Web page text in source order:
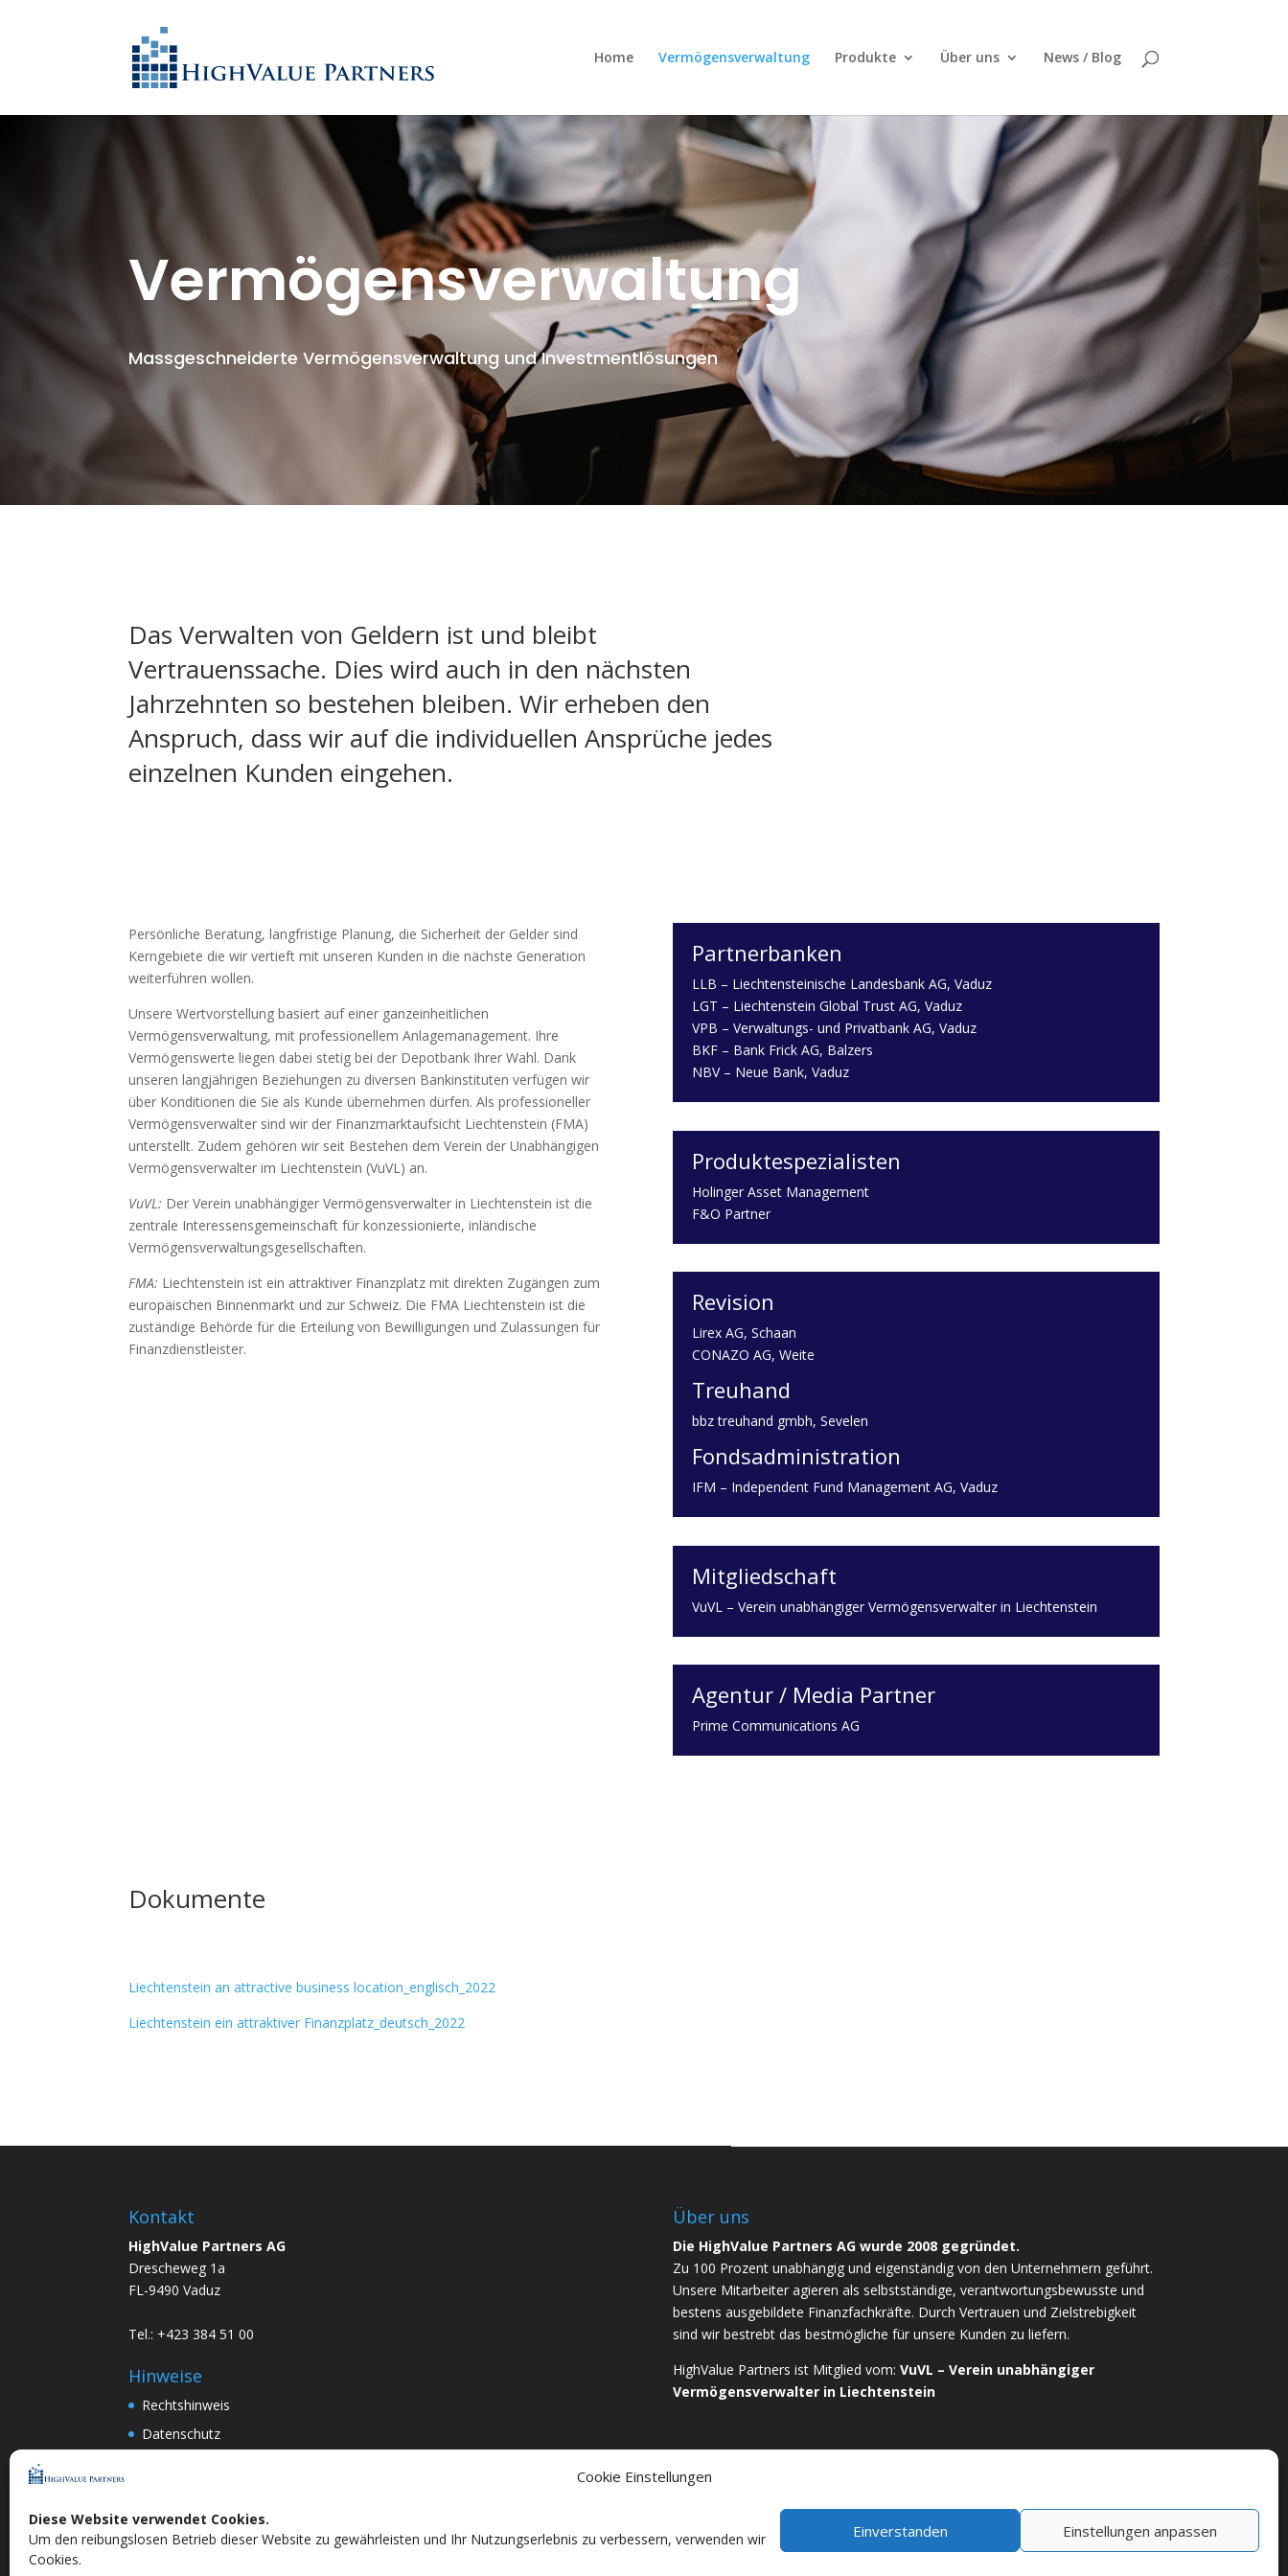
Cookie Einstellungen
Diese Website verwendet Cookies.
Um den reibungslosen Betrieb dieser Website zu gewährleisten und Ihr Nutzungserlebnis zu verbessern, verwenden wir
Cookies.
Einverstanden Einstellungen anpassen
Home Vermögensverwaltung Produkte Über uns News / Blog
Vermögensverwaltung
Massgeschneiderte Vermögensverwaltung und Investmentlösungen
Das Verwalten von Geldern ist und bleibt
Vertrauenssache. Dies wird auch in den nächsten
Jahrzehnten so bestehen bleiben. Wir erheben den
Anspruch, dass wir auf die individuellen Ansprüche jedes
einzelnen Kunden eingehen.
Persönliche Beratung, langfristige Planung, die Sicherheit der Gelder sind
Kerngebiete die wir vertieft mit unseren Kunden in die nächste Generation
weiterführen wollen.
Unsere Wertvorstellung basiert auf einer ganzeinheitlichen
Vermögensverwaltung, mit professionellem Anlagemanagement. Ihre
Vermögenswerte liegen dabei stetig bei der Depotbank Ihrer Wahl. Dank
unseren langjährigen Beziehungen zu diversen Bankinstituten verfügen wir
über Konditionen die Sie als Kunde übernehmen dürfen. Als professioneller
Vermögensverwalter sind wir der Finanzmarktaufsicht Liechtenstein (FMA)
unterstellt. Zudem gehören wir seit Bestehen dem Verein der Unabhängigen
Vermögensverwalter im Liechtenstein (VuVL) an.
VuVL: Der Verein unabhängiger Vermögensverwalter in Liechtenstein ist die
zentrale Interessensgemeinschaft für konzessionierte, inländische
Vermögensverwaltungsgesellschaften.
FMA: Liechtenstein ist ein attraktiver Finanzplatz mit direkten Zugängen zum
europäischen Binnenmarkt und zur Schweiz. Die FMA Liechtenstein ist die
zuständige Behörde für die Erteilung von Bewilligungen und Zulassungen für
Finanzdienstleister.
Partnerbanken
LLB – Liechtensteinische Landesbank AG, Vaduz
LGT – Liechtenstein Global Trust AG, Vaduz
VPB – Verwaltungs- und Privatbank AG, Vaduz
BKF – Bank Frick AG, Balzers
NBV – Neue Bank, Vaduz
Produktespezialisten
Holinger Asset Management
F&O Partner
Revision
Lirex AG, Schaan
CONAZO AG, Weite
Treuhand
bbz treuhand gmbh, Sevelen
Fondsadministration
IFM – Independent Fund Management AG, Vaduz
Mitgliedschaft
VuVL – Verein unabhängiger Vermögensverwalter in Liechtenstein
Agentur / Media Partner
Prime Communications AG
Dokumente
Liechtenstein an attractive business location_englisch_2022
Liechtenstein ein attraktiver Finanzplatz_deutsch_2022
Kontakt
HighValue Partners AG
Drescheweg 1a
FL-9490 Vaduz
Tel.: +423 384 51 00
Hinweise
Rechtshinweis
Datenschutz
Nach Art.367k PRG:
Über uns
Die HighValue Partners AG wurde 2008 gegründet.
Zu 100 Prozent unabhängig und eigenständig von den Unternehmern geführt.
Unsere Mitarbeiter agieren als selbstständige, verantwortungsbewusste und
bestens ausgebildete Finanzfachkräfte. Durch Vertrauen und Zielstrebigkeit
sind wir bestrebt das bestmögliche für unsere Kunden zu liefern.
HighValue Partners ist Mitglied vom: VuVL – Verein unabhängiger
Vermögensverwalter in Liechtenstein